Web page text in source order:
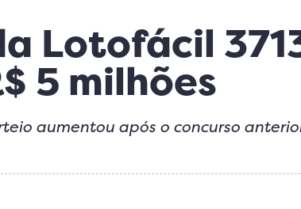
Lotofácil
5 milhões
aumentou após o concurso